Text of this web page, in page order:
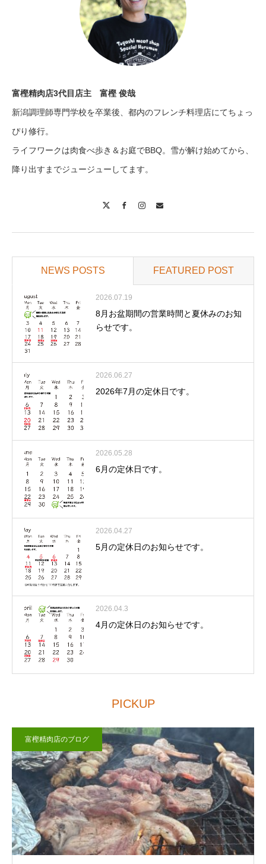
富樫精肉店3代目店主 富樫 俊哉
新潟調理師専門学校を卒業後、都内のフレンチ料理店にてちょっ
ぴり修行。
ライフワークは肉食べ歩き＆お庭でBBQ。雪が解け始めてから、
降り出すまでジュージューしてます。
NEWS POSTS FEATURED POST
2026.07.19
8月お盆期間の営業時間と夏休みのお知
らせです。
2026.06.27
2026年7月の定休日です。
2026.05.28
6月の定休日です。
2026.04.27
5月の定休日のお知らせです。
2026.04.3
4月の定休日のお知らせです。
PICKUP
富樫精肉店のブログ